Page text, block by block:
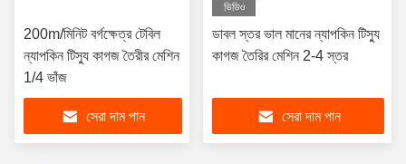
200m/মিনিট বর্গক্ষেত্র টেবিল
ন্যাপকিন টিস্যু কাগজ তৈরীর মেশিন
1/4 ভাঁজ
সেরা দাম পান
ভিডিও
ডাবল স্তর ভাল মানের ন্যাপকিন টিস্যু
কাগজ তৈরির মেশিন 2-4 স্তর
সেরা দাম পান